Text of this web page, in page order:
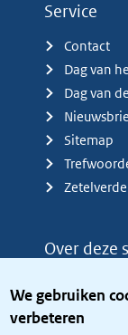
We gebruiken
verbeteren
Service
Contact
Dag van
Dag van
Sitemap
Over deze
Privacy